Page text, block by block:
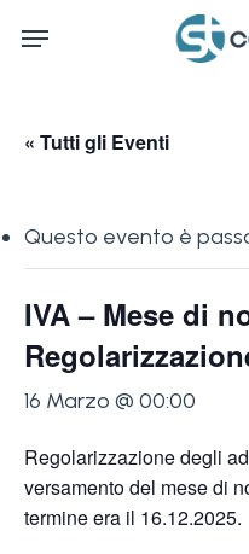
Menu
« Tutti gli Eventi
Questo evento è
IVA – Mese di
16 Marzo @ 00:00
Regolarizzazione degli
versamento del mese di
termine era il 16.12.2025.